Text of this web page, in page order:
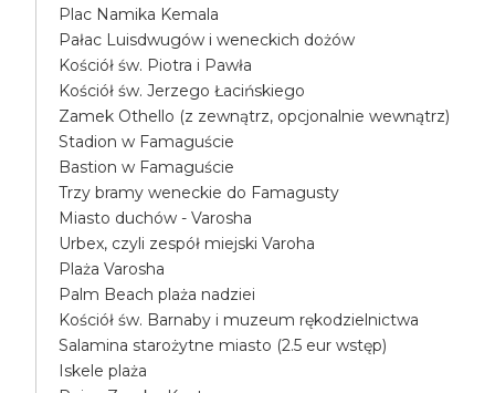
Plac Namika Kemala
Pałac Luisdwugów i weneckich dożów
Kościół św. Piotra i Pawła
Kościół św. Jerzego Łacińskiego
Zamek Othello (z zewnątrz, opcjonalnie wewnątrz)
Stadion w Famaguście
Bastion w Famaguście
Trzy bramy weneckie do Famagusty
Miasto duchów - Varosha
Urbex, czyli zespół miejski Varoha
Plaża Varosha
Palm Beach plaża nadziei
Kościół św. Barnaby i muzeum rękodzielnictwa
Salamina starożytne miasto (2.5 eur wstęp)
Iskele plaża